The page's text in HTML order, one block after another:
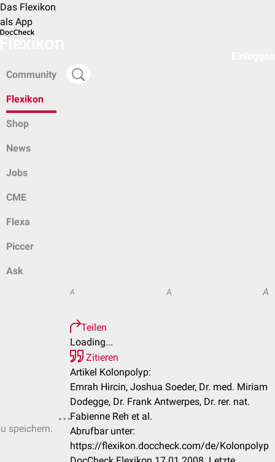
Das Flexikon
als App
Community
Flexikon
Shop
News
Jobs
CME
Flexa
Piccer
Ask
speichern.
A A A
Teilen
Loading...
Zitieren
Artikel Kolonpolyp:
Emrah Hircin, Joshua Soeder, Dr. med. Miriam
Dodegge, Dr. Frank Antwerpes, Dr. rer. nat.
Fabienne Reh et al.
Abrufbar unter:
https://flexikon.doccheck.com/de/Kolonpolyp